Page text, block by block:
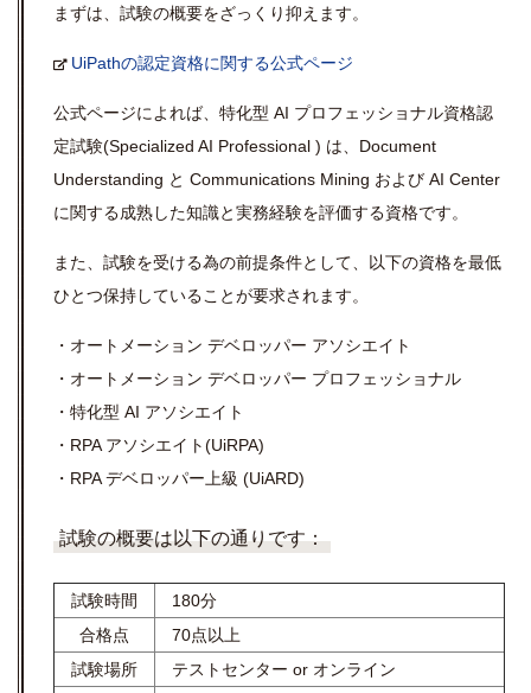
まずは、試験の概要をざっくり抑えます。
UiPathの認定資格に関する公式ページ
公式ページによれば、 特化型 AI プロフェッショナル資格認
定試験(Specialized AI Professional ) は、Document
Understanding と Communications Mining および AI Center
に関する成熟した知識と実務経験を評価する資格です。
また、試験を受ける為の前提条件として、以下の資格を最低
ひとつ保持していることが要求されます。
・オートメーション デベロッパー アソシエイト
・オートメーション デベロッパー プロフェッショナル
・特化型 AI アソシエイト
・RPA アソシエイト(UiRPA)
・RPA デベロッパー上級 (UiARD)
試験の概要は以下の通りです：
試験時間
180分
合格点
70点以上
試験場所
テストセンター or オンライン